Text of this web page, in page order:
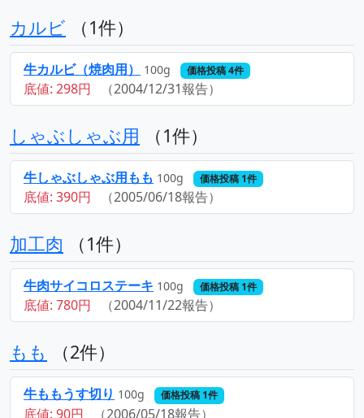
カルビ （1件）
牛カルビ（焼肉用） 100g 価格投稿 4件
底値: 298円 （2004/12/31報告）
しゃぶしゃぶ用 （1件）
牛しゃぶしゃぶ用もも 100g 価格投稿 1件
底値: 390円 （2005/06/18報告）
加工肉 （1件）
牛肉サイコロステーキ 100g 価格投稿 1件
底値: 780円 （2004/11/22報告）
もも （2件）
牛ももうす切り 100g 価格投稿 1件
底値: 90円
（2006/05/18報告）